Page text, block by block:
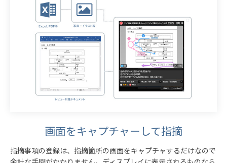
画面をキャプチャーして指摘
指摘事項の登録は、指摘箇所の画面をキャプチャするだけなので